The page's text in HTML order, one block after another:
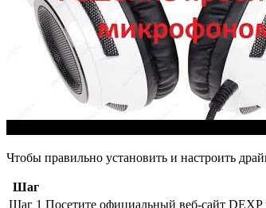
Чтобы правильно установить и настроить
Шаг
Шаг 1 Посетите официальный веб-сайт